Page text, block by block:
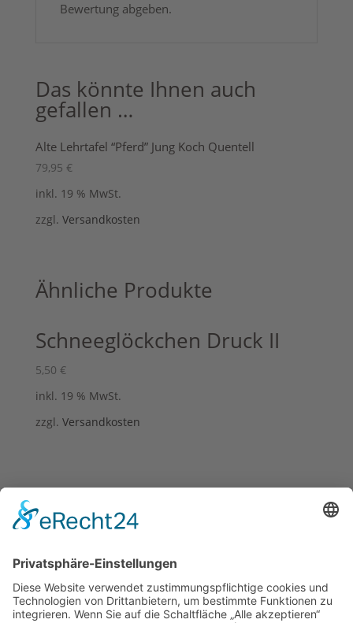
Bewertung abgeben.
Das könnte Ihnen auch
gefallen …
Alte Lehrtafel “Pferd” Jung Koch Quentell
79,95 €
inkl. 19 % MwSt.
zzgl. Versandkosten
Ähnliche Produkte
Schneeglöckchen Druck II
5,50 €
inkl. 19 % MwSt.
zzgl. Versandkosten
Schneeglöckchen Druck III
5,50€